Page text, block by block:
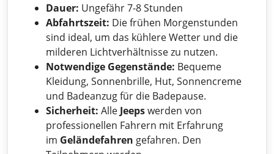
Dauer: Ungefähr 7-8 Stunden
Abfahrtszeit: Die frühen Morgenstunden
sind ideal, um das kühlere Wetter und die
milderen Lichtverhältnisse zu nutzen.
Notwendige Gegenstände: Bequeme
Kleidung, Sonnenbrille, Hut, Sonnencreme
und Badeanzug für die Badepause.
Sicherheit: Alle Jeepswerden von
professionellen Fahrern mit Erfahrung
im Geländefahren gefahren. Den